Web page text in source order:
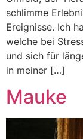
schlimme
Ereignisse. Ich
welche bei
und sich für
in meiner […]
Mauke